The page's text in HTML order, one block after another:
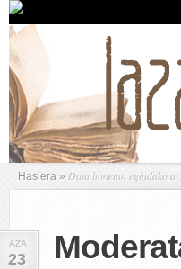
Hasiera » Data honetan egindako
AZA
23